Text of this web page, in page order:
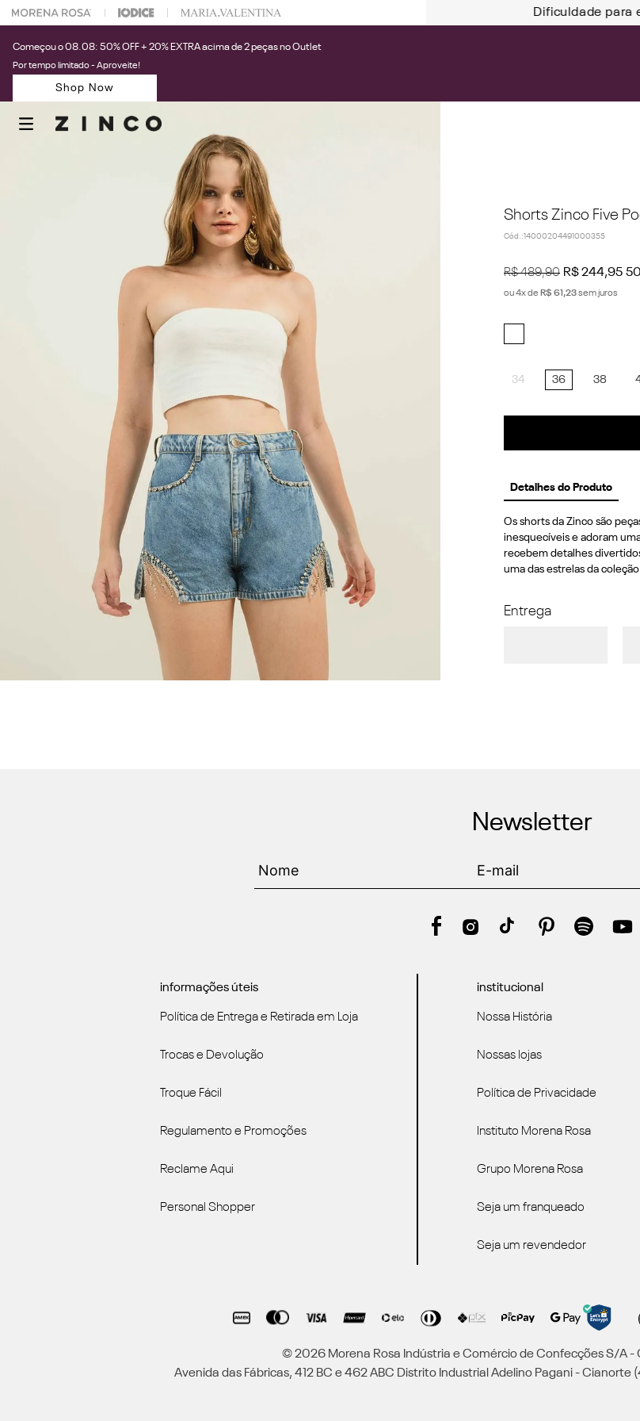
na sua 1° compra usando o cupom: PRIMEIRAZIN Dificuldade para
Começou o 08.08: 50% OFF + 20% EXTRA acima de 2 peças no Outlet
Por tempo limitado - Aproveite!
Shop Now
Shorts Zinco Five
Cód. :14000204491000355
R$ 489,90 R$244,95
ou4x de R$ 61 ,23sem juros
34 36 38
Detalhes do Produto
Os shorts da Zinco são
inesquecíveis e adoram
recebem detalhes
uma das estrelas da
Entrega
Newsletter
informações úteis
Política de Entrega e Retirada em Loja
Trocas e Devolução
Troque Fácil
Regulamento e Promoções
Reclame Aqui
Personal Shopper
institucional
Nossa História
Nossas lojas
Política de Privacidade
Instituto Morena Rosa
Grupo Morena Rosa
Seja um franqueado
Seja um revendedor
© 2026 Morena Rosa Indústria e Comércio de Confecções S/A -
Avenida das Fábricas, 412 BC e 462 ABC Distrito Industrial Adelino Pagani -